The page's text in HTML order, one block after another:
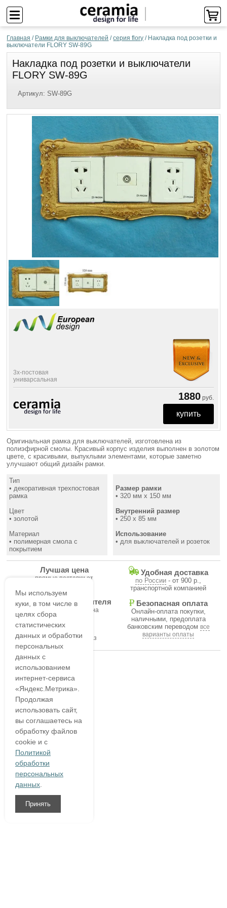
Главная / Рамки для выключателей /серия flory / Накладка под розетки и
выключатели FLORY SW-89G
Накладка под розетки и выключатели
FLORY SW-89G
Артикул: SW-89G
3х-постовая
униварсальная
1880 руб.
Оригинальная рамка для выключателей, изготовлена из
полиэфирной смолы. Красивый корпус изделия выполнен в золотом
цвете, с красивыми, выпуклыми элементами, которые заметно
улучшают общий дизайн рамки.
Тип
• декоративная трехпостовая
рамка
Цвет
• золотой
Материал
• полимерная смола с
покрытием
Размер рамки
• 320 мм x 150 мм
Внутренний размер
• 250 х 85 мм
Использование
• для выключателей и розеток
Лучшая цена
прямые поставки от
Удобная доставка
по России - от 900 р.,
транспортной компанией
Безопасная оплата
Онлайн-оплата покупки,
наличными, предоплата
банковским переводом все
варианты оплаты
Гарантия производителя
на все товары магазина
В течение часа
подтвердим ваш заказ
Мы используем
куки, в том числе в
целях сбора
статистических
данных и обработки
персональных
данных с
использованием
интернет-сервиса
«Яндекс.Метрика».
Продолжая
использовать сайт,
вы соглашаетесь на
обработку файлов
cookie и с
Политикой
обработки
персональных
данных
Принять